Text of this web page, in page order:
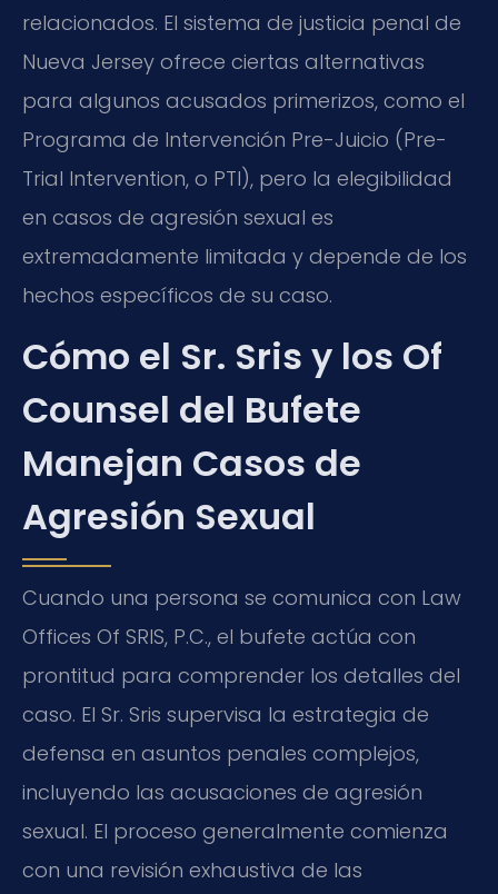
relacionados. El sistema de justicia penal de
Nueva Jersey ofrece ciertas alternativas
para algunos acusados primerizos, como el
Programa de Intervención Pre-Juicio (Pre-
Trial Intervention, o PTI), pero la elegibilidad
en casos de agresión sexual es
extremadamente limitada y depende de los
hechos específicos de su caso.
Cómo el Sr. Sris y los Of
Counsel del Bufete
Manejan Casos de
Agresión Sexual
Cuando una persona se comunica con Law
Offices Of SRIS, P.C., el bufete actúa con
prontitud para comprender los detalles del
caso. El Sr. Sris supervisa la estrategia de
defensa en asuntos penales complejos,
incluyendo las acusaciones de agresión
sexual. El proceso generalmente comienza
con una revisión exhaustiva de las